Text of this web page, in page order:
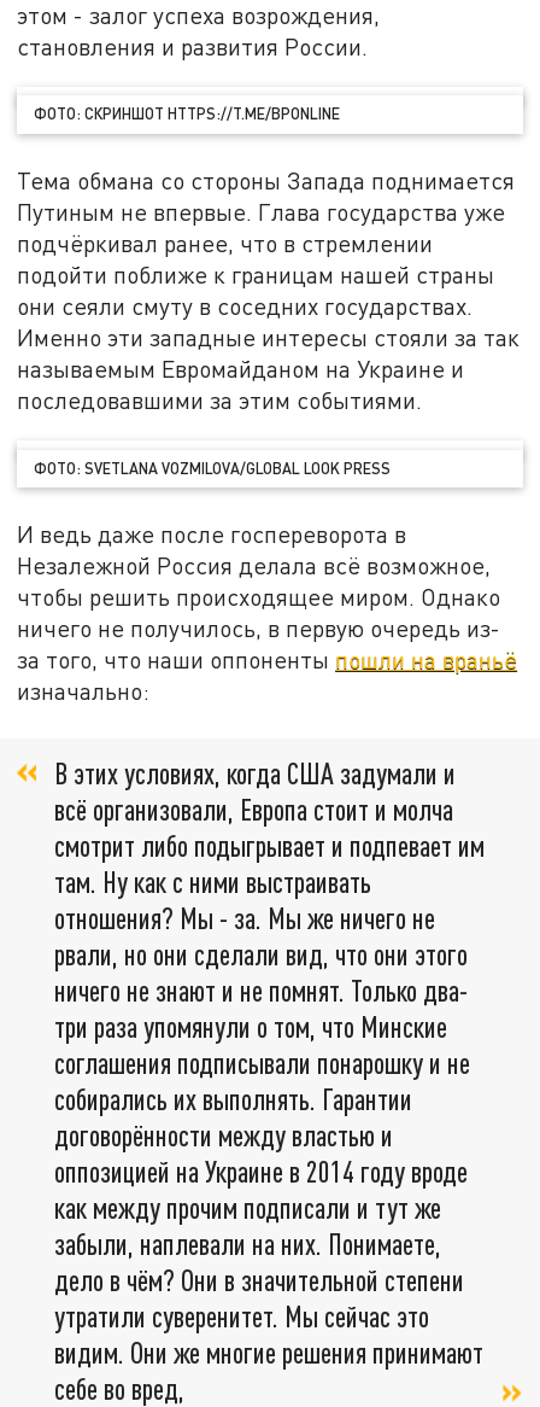
этом - залог успеха возрождения,
становления и развития России.
ФОТО: СКРИНШОТ HTTPS://T.ME/BPONLINE
Тема обмана со стороны Запада поднимается
Путиным не впервые. Глава государства уже
подчёркивал ранее, что в стремлении
подойти поближе к границам нашей страны
они сеяли смуту в соседних государствах.
Именно эти западные интересы стояли за так
называемым Евромайданом на Украине и
последовавшими за этим событиями.
ФОТО: SVETLANA VOZMILOVA/GLOBAL LOOK PRESS
И ведь даже после госпереворота в
Незалежной Россия делала всё возможное,
чтобы решить происходящее миром. Однако
ничего не получилось, в первую очередь из-
за того, что наши оппоненты пошли на враньё
изначально:
В этих условиях, когда США задумали и
всё организовали, Европа стоит и молча
смотрит либо подыгрывает и подпевает им
там. Ну как с ними выстраивать
отношения? Мы - за. Мы же ничего не
рвали, но они сделали вид, что они этого
ничего не знают и не помнят. Только два-
три раза упомянули о том, что Минские
соглашения подписывали понарошку и не
собирались их выполнять. Гарантии
договорённости между властью и
оппозицией на Украине в 2014 году вроде
как между прочим подписали и тут же
забыли, наплевали на них. Понимаете,
дело в чём? Они в значительной степени
утратили суверенитет. Мы сейчас это
видим. Они же многие решения принимают
себе во вред,